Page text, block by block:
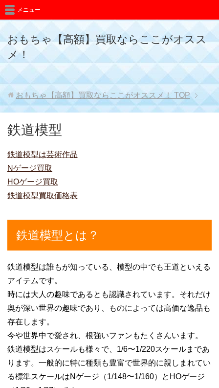
おもちゃ【高額】買取ならここがオスス
メ！
メニュー
おもちゃ【高額】買取ならここがオススメ！ TOP
鉄道模型
鉄道模型は芸術作品
Nゲージ買取
HOゲージ買取
鉄道模型買取価格表
鉄道模型とは？
鉄道模型は誰もが知っている、模型の中でも王道といえる
アイテムです。
時には大人の趣味であるとも認識されています。それだけ
奥が深い世界の趣味であり、ものによっては高価な逸品も
存在します。
今や世界中で愛され、根強いファンもたくさんいます。
鉄道模型はスケールも様々で、1/6〜1/220スケールまであ
ります。一般的に特に種類も豊富で世界的に親しまれてい
る標準スケールはNゲージ（1/148〜1/160）とHOゲージ